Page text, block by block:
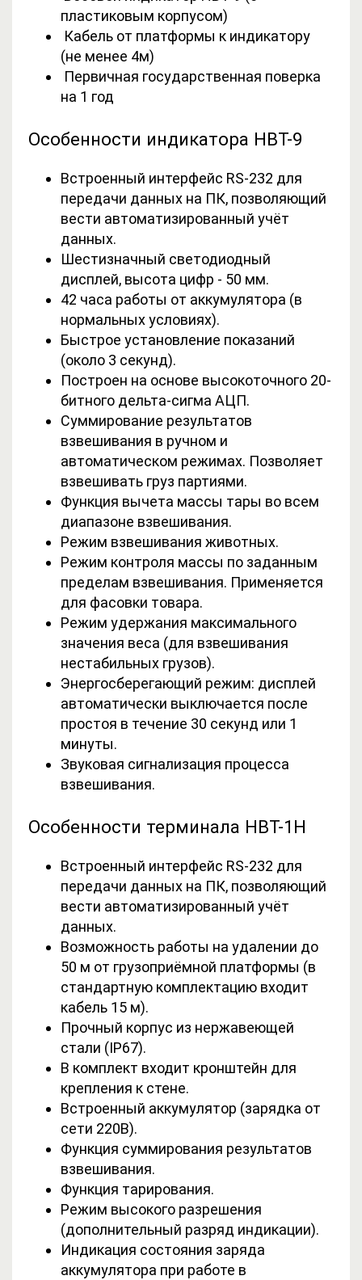
пластиковым корпусом)
Кабель от платформы к индикатору
(не менее 4м)
Первичная государственная поверка
на 1 год
Особенности индикатора НВТ-9
Встроенный интерфейс RS-232 для
передачи данных на ПК, позволяющий
вести автоматизированный учёт
данных.
Шестизначный светодиодный
дисплей, высота цифр - 50 мм.
42 часа работы от аккумулятора (в
нормальных условиях).
Быстрое установление показаний
(около 3 секунд).
Построен на основе высокоточного 20-
битного дельта-сигма АЦП.
Суммирование результатов
взвешивания в ручном и
автоматическом режимах. Позволяет
взвешивать груз партиями.
Функция вычета массы тары во всем
диапазоне взвешивания.
Режим взвешивания животных.
Режим контроля массы по заданным
пределам взвешивания. Применяется
для фасовки товара.
Режим удержания максимального
значения веса (для взвешивания
нестабильных грузов).
Энергосберегающий режим: дисплей
автоматически выключается после
простоя в течение 30 секунд или 1
минуты.
Звуковая сигнализация процесса
взвешивания.
Особенности терминала НВТ-1Н
Встроенный интерфейс RS-232 для
передачи данных на ПК, позволяющий
вести автоматизированный учёт
данных.
Возможность работы на удалении до
50 м от грузоприёмной платформы (в
стандартную комплектацию входит
кабель 15 м).
Прочный корпус из нержавеющей
стали (IP67).
В комплект входит кронштейн для
крепления к стене.
Встроенный аккумулятор (зарядка от
сети 220В).
Функция суммирования результатов
взвешивания.
Функция тарирования.
Режим высокого разрешения
(дополнительный разряд индикации).
Индикация состояния заряда
аккумулятора при работе в